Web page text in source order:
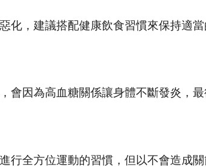
化，建議搭配健康飲食習慣來保持適當
會因為高血糖關係讓身體不斷發炎，最
行全方位運動的習慣，但以不會造成